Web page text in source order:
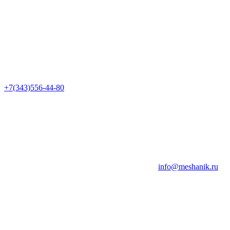
+7(343)556-44-80
info@meshanik.ru